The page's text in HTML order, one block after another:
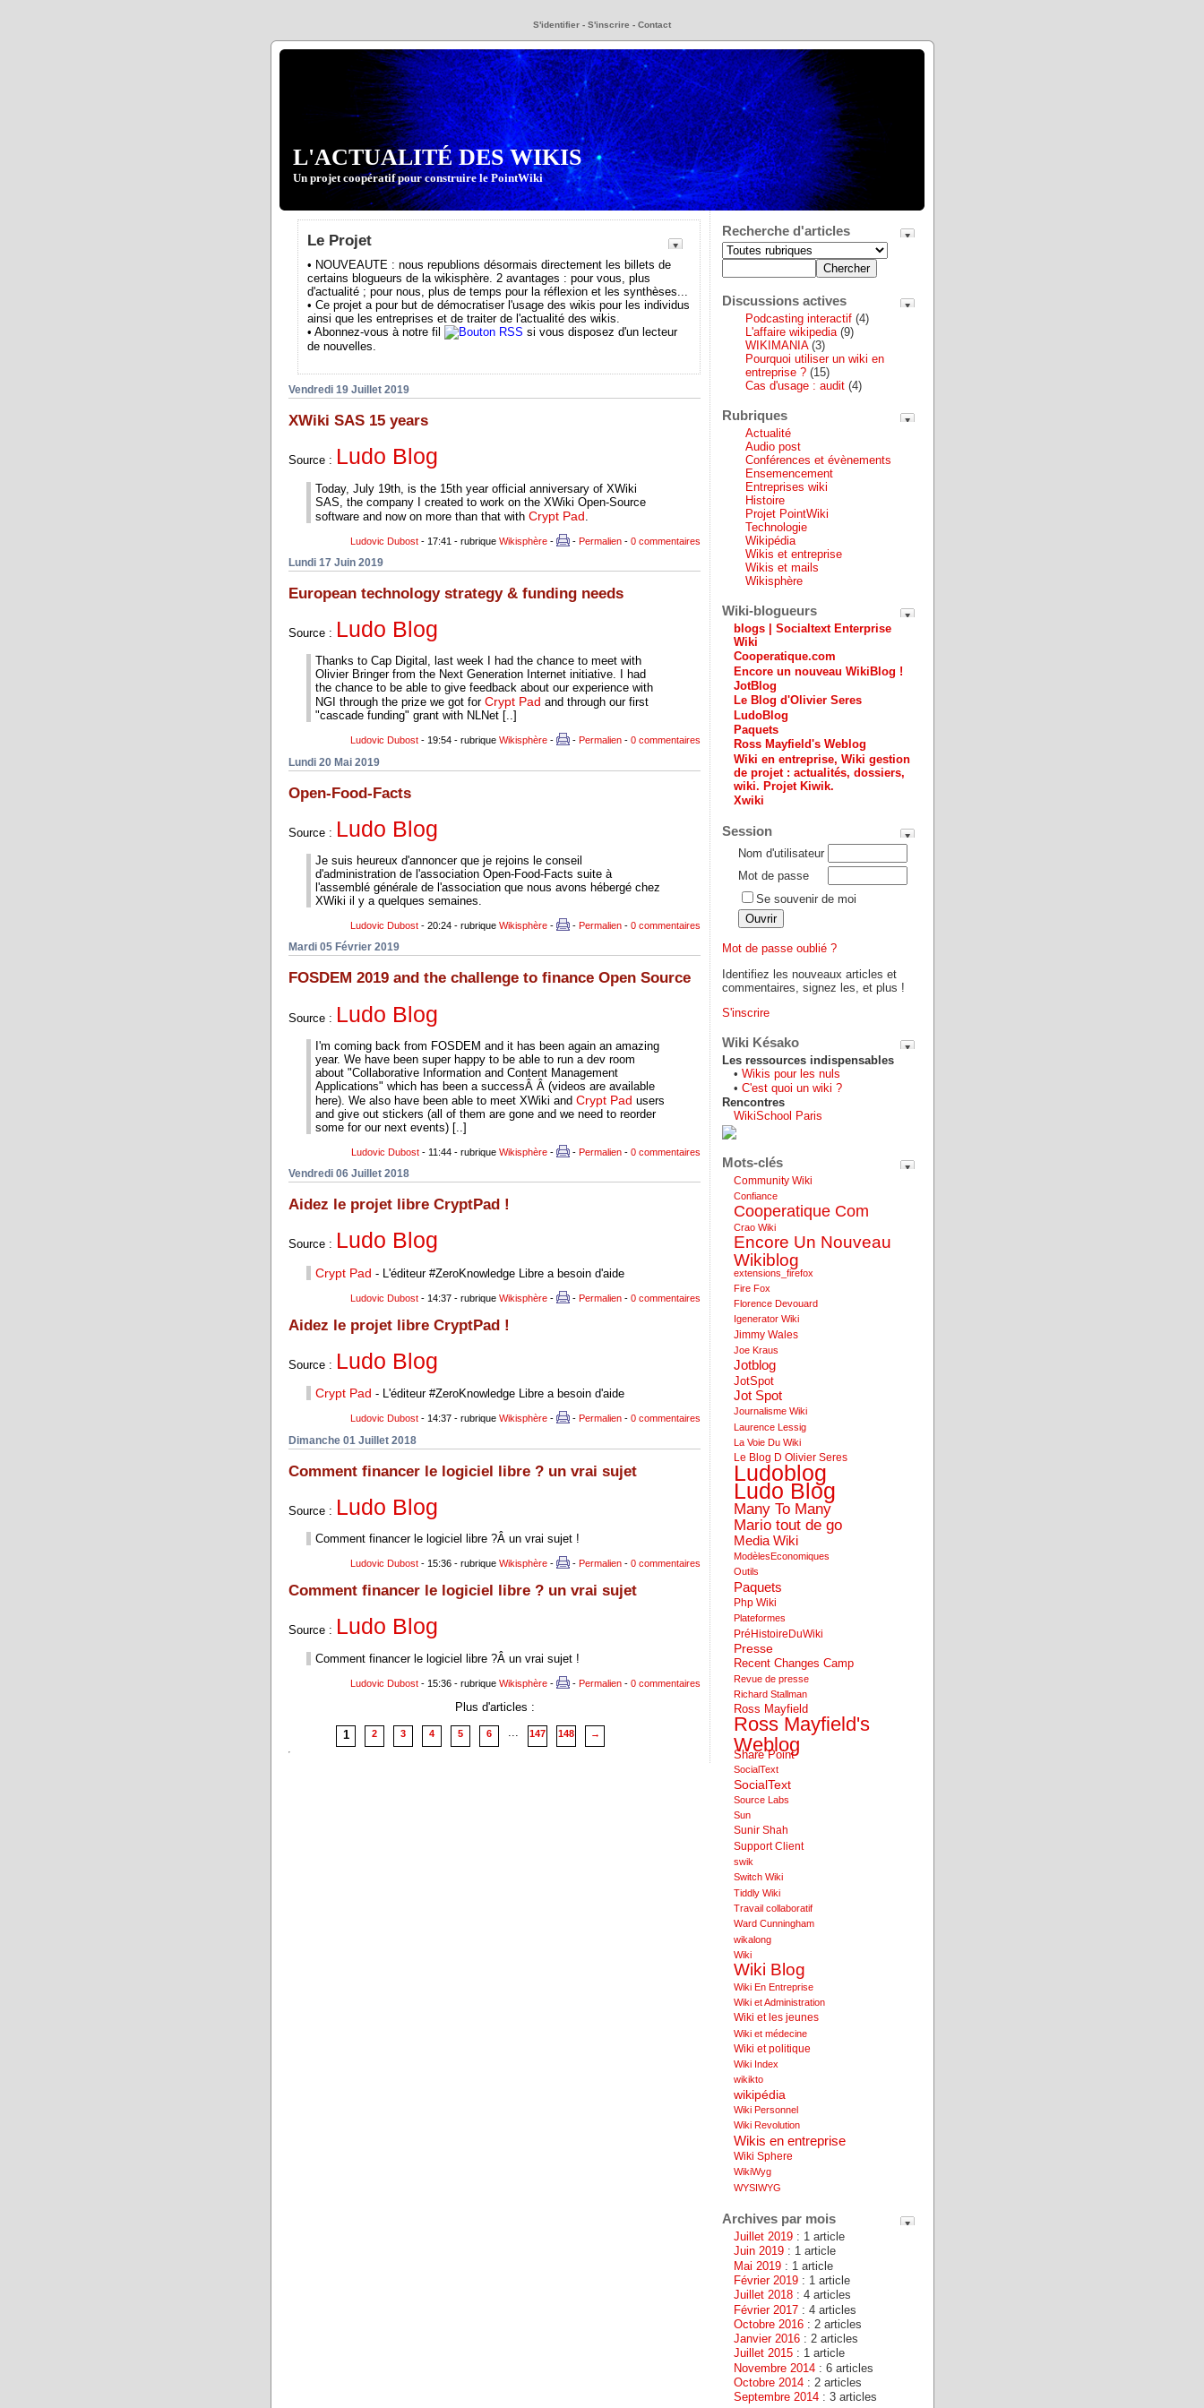
S'identifier - S'inscrire - Contact
L'ACTUALITÉ DES WIKIS
Un projet coopératif pour construire le PointWiki
Le Projet
• NOUVEAUTE : nous republions désormais directement les billets de
certains blogueurs de la wikisphère. 2 avantages : pour vous, plus
d'actualité ; pour nous, plus de temps pour la réflexion et les synthèses...
• Ce projet a pour but de démocratiser l'usage des wikis pour les individus
ainsi que les entreprises et de traiter de l'actualité des wikis.
• Abonnez-vous à notre fil
si vous disposez d'un lecteur
de nouvelles.
Vendredi 19 Juillet 2019
XWiki SAS 15 years
Source : Ludo Blog
Today, July 19th, is the 15th year official anniversary of XWiki
SAS, the company I created to work on the XWiki Open-Source
software and now on more than that with Crypt Pad
Ludovic Dubost - 17:41 - rubrique Wikisphère - - Permalien - 0 commentaires
Lundi 17 Juin 2019
European technology strategy & funding needs
Source : Ludo Blog
Thanks to Cap Digital, last week I had the chance to meet with
Olivier Bringer from the Next Generation Internet initiative. I had
the chance to be able to give feedback about our experience with
NGI through the prize we got for Crypt Pad and through our first
"cascade funding" grant with NLNet [..]
Ludovic Dubost - 19:54 - rubrique Wikisphère - - Permalien - 0 commentaires
Lundi 20 Mai 2019
Open-Food-Facts
Source : Ludo Blog
Je suis heureux d'annoncer que je rejoins le conseil
d'administration de l'association Open-Food-Facts suite à
l'assemblé générale de l'association que nous avons hébergé chez
XWiki il y a quelques semaines.
Ludovic Dubost - 20:24 - rubrique Wikisphère - - Permalien - 0 commentaires
Mardi 05 Février 2019
FOSDEM 2019 and the challenge to finance Open Source
Source : Ludo Blog
I'm coming back from FOSDEM and it has been again an amazing
year. We have been super happy to be able to run a dev room
about "Collaborative Information and Content Management
Applications" which has been a successÂ Â (videos are available
here). We also have been able to meet XWiki and Crypt Pad users
and give out stickers (all of them are gone and we need to reorder
some for our next events) [..]
Ludovic Dubost - 11:44 - rubrique Wikisphère - - Permalien - 0 commentaires
Vendredi 06 Juillet 2018
Aidez le projet libre CryptPad !
Source : Ludo Blog
Crypt Pad - L'éditeur #ZeroKnowledge Libre a besoin d'aide
Ludovic Dubost - 14:37 - rubrique Wikisphère - - Permalien - 0 commentaires
Aidez le projet libre CryptPad !
Source : Ludo Blog
Crypt Pad - L'éditeur #ZeroKnowledge Libre a besoin d'aide
Ludovic Dubost - 14:37 - rubrique Wikisphère - - Permalien - 0 commentaires
Dimanche 01 Juillet 2018
Comment financer le logiciel libre ? un vrai sujet
Source : Ludo Blog
Comment financer le logiciel libre ?Â un vrai sujet !
Ludovic Dubost - 15:36 - rubrique Wikisphère - - Permalien - 0 commentaires
Comment financer le logiciel libre ? un vrai sujet
Source : Ludo Blog
Comment financer le logiciel libre ?Â un vrai sujet !
Ludovic Dubost - 15:36 - rubrique Wikisphère - - Permalien - 0 commentaires
Plus d'articles :
1 2 3 4 5 6 ... 147 148 →
Recherche d'articles
Discussions actives
Podcasting interactif (4)
L'affaire wikipedia(9)
WIKIMANIA(3)
Pourquoi utiliser un wiki en
entreprise ? (15)
Cas d'usage : audit (4)
Rubriques
Actualité
Audio post
Conférences et évènements
Ensemencement
Entreprises wiki
Histoire
Projet PointWiki
Technologie
Wikipédia
Wikis et entreprise
Wikis et mails
Wikisphère
Wiki-blogueurs
blogs | Socialtext Enterprise
Wiki
Cooperatique.com
Encore un nouveau WikiBlog !
JotBlog
Le Blog d'Olivier Seres
LudoBlog
Paquets
Ross Mayfield's Weblog
Wiki en entreprise, Wiki gestion
de projet : actualités, dossiers,
wiki. Projet Kiwik.
Xwiki
Session
Nom d'utilisateur
Mot de passe
Se souvenir de moi
Mot de passe oublié ?
Identifiez les nouveaux articles et
commentaires, signez les, et plus !
S'inscrire
Wiki Késako
Les ressources indispensables
•Wikis pour les nuls
•C'est quoi un wiki ?
Rencontres
WikiSchool Paris
Mots-clés
Community Wiki
Confiance
Cooperatique Com
Crao Wiki
Encore Un Nouveau
Wikiblog
extensions_firefox
Fire Fox
Florence Devouard
Igenerator Wiki
Jimmy Wales
Joe Kraus
Jotblog
JotSpot
Jot Spot
Journalisme Wiki
Laurence Lessig
La Voie Du Wiki
Le Blog D Olivier Seres
Ludoblog
Ludo Blog
Many To Many
Mario tout de go
Media Wiki
ModèlesEconomiques
Outils
Paquets
Php Wiki
Plateformes
PréHistoireDuWiki
Presse
Recent Changes Camp
Revue de presse
Richard Stallman
Ross Mayfield
Ross Mayfield's
Weblog
Share Point
SocialText
SocialText
Source Labs
Sun
Sunir Shah
Support Client
swik
Switch Wiki
Tiddly Wiki
Travail collaboratif
Ward Cunningham
wikalong
Wiki
Wiki Blog
Wiki En Entreprise
Wiki et Administration
Wiki et les jeunes
Wiki et médecine
Wiki et politique
Wiki Index
wikikto
wikipédia
Wiki Personnel
Wiki Revolution
Wikis en entreprise
Wiki Sphere
WikiWyg
WYSIWYG
Archives par mois
Juillet 2019 : 1 article
Juin 2019 : 1 article
Mai 2019 : 1 article
Février 2019 : 1 article
Juillet 2018 : 4 articles
Février 2017 : 4 articles
Octobre 2016 : 2 articles
Janvier 2016 : 2 articles
Juillet 2015 : 1 article
Novembre 2014 : 6 articles
Octobre 2014 : 2 articles
Septembre 2014 : 3 articles